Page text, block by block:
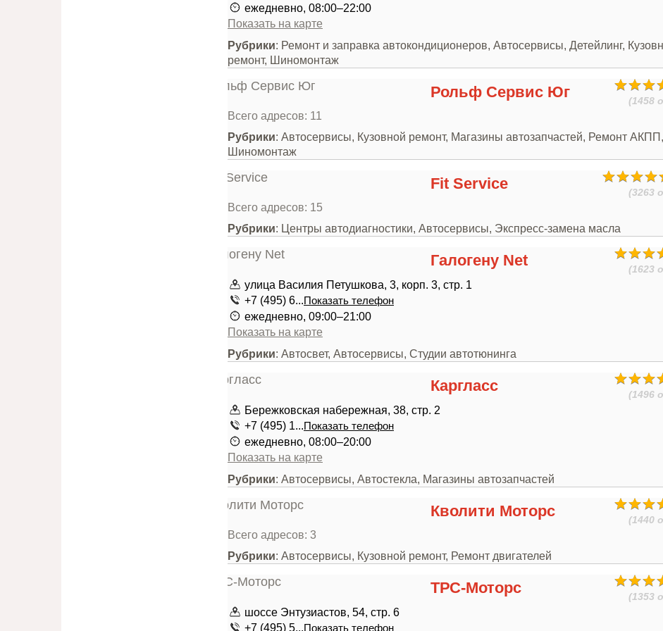
ежедневно, 08:00–22:00
Показать на карте
Рубрики: Ремонт и заправка автокондиционеров, Автосервисы, Детейлинг,
ремонт, Шиномонтаж
(1458
Рольф Сервис Юг
Всего адресов: 11
Рубрики: Автосервисы, Кузовной ремонт, Магазины автозапчастей, Ремонт АКПП,
Шиномонтаж
(3263
Fit Service
Всего адресов: 15
Рубрики: Центры автодиагностики, Автосервисы, Экспресс-замена масла
(1623
Галогену Net
улица Василия Петушкова, 3, корп. 3, стр. 1
+7 (495) 6...Показать телефон
ежедневно, 09:00–21:00
Показать на карте
Рубрики: Автосвет, Автосервисы, Студии автотюнинга
(1496
Каргласс
Бережковская набережная, 38, стр. 2
+7 (495) 1...Показать телефон
ежедневно, 08:00–20:00
Показать на карте
Рубрики: Автосервисы, Автостекла, Магазины автозапчастей
(1440
Кволити Моторс
Всего адресов: 3
Рубрики: Автосервисы, Кузовной ремонт, Ремонт двигателей
(1353
ТРС-Моторс
шоссе Энтузиастов, 54, стр. 6
+7 (495) 5...Показать телефон